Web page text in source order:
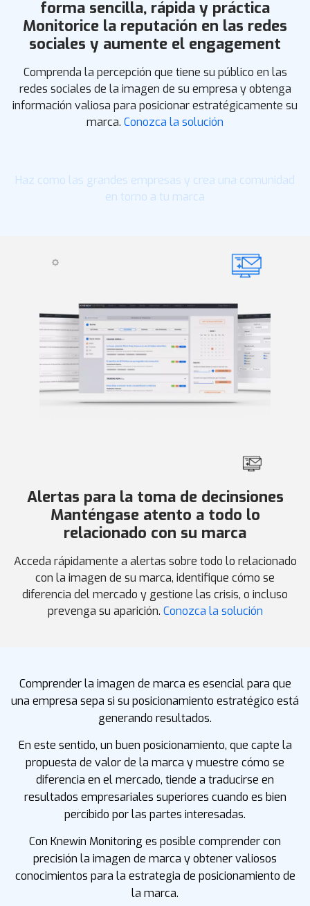
forma sencilla, rápida y práctica
Monitorice la reputación en las redes
sociales y aumente el engagement
Comprenda la percepción que tiene su público en las
redes sociales de la imagen de su empresa y obtenga
información valiosa para posicionar estratégicamente su
marca. Conozca la solución
Haz como las grandes empresas y crea una comunidad
en torno a tu marca
Alertas para la toma de decinsiones
Manténgase atento a todo lo
relacionado con su marca
Acceda rápidamente a alertas sobre todo lo relacionado
con la imagen de su marca, identifique cómo se
diferencia del mercado y gestione las crisis, o incluso
prevenga su aparición. Conozca la solución
Comprender la imagen de marca es esencial para que
una empresa sepa si su posicionamiento estratégico está
generando resultados.
En este sentido, un buen posicionamiento, que capte la
propuesta de valor de la marca y muestre cómo se
diferencia en el mercado, tiende a traducirse en
resultados empresariales superiores cuando es bien
percibido por las partes interesadas.
Con Knewin Monitoring es posible comprender con
precisión la imagen de marca y obtener valiosos
conocimientos para la estrategia de posicionamiento de
la marca.